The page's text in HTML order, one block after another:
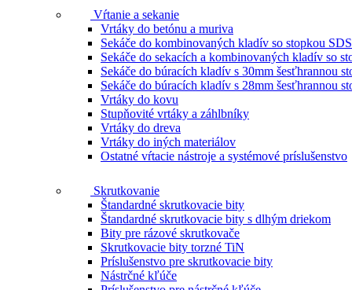
Vŕtanie a sekanie
Vrtáky do betónu a muriva
Sekáče do kombinovaných kladív so stopkou
Sekáče do sekacích a kombinovaných kladív so
Sekáče do búracích kladív s 30mm šesťhrannou
Sekáče do búracích kladív s 28mm šesťhrannou
Vrtáky do kovu
Stupňovité vrtáky a záhlbníky
Vrtáky do dreva
Vrtáky do iných materiálov
Ostatné vŕtacie nástroje a systémové príslušenstvo
Skrutkovanie
Štandardné skrutkovacie bity
Štandardné skrutkovacie bity s dlhým driekom
Bity pre rázové skrutkovače
Skrutkovacie bity torzné TiN
Príslušenstvo pre skrutkovacie bity
Nástrčné kľúče